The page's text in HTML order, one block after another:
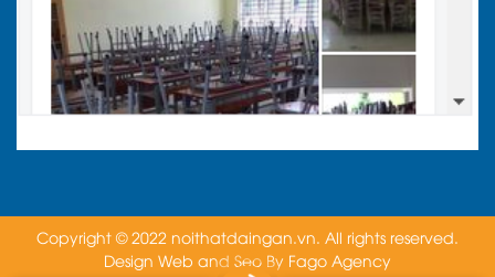
Copyright © 2022 noithatdaingan.vn. All rights reserved.
Design Web and Seo By Fago Agency